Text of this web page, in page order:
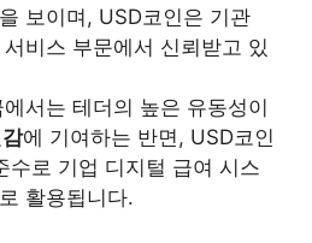
보이며, USD코인은 기관
비스 부문에서 신뢰받고 있
서는 테더의 높은 유동성이
에 기여하는 반면, USD코인
수로 기업 디지털 급여 시스
활용됩니다.